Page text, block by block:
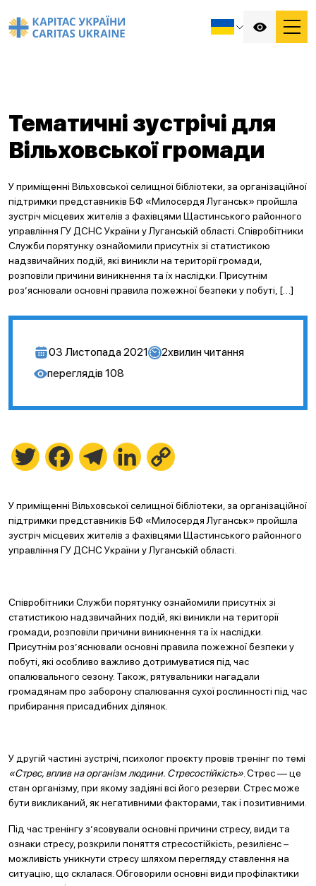
Тематичні зустрічі для
Вільховської громади
У приміщенні Вільховської селищної бібліотеки, за організаційної
підтримки представників БФ «Милосердя Луганськ» пройшла
зустріч місцевих жителів з фахівцями Щастинського районного
управління ГУ ДСНС України у Луганській області. Співробітники
Служби порятунку ознайомили присутніх зі статистикою
надзвичайних подій, які виникли на території громади,
розповіли причини виникнення та їх наслідки. Присутнім
роз’яснювали основні правила пожежної безпеки у побуті, […]
03 Листопада 2021 2хвилин читання
переглядів 108
Twitter FacebookTelegramLinkedIn
У приміщенні Вільховської селищної бібліотеки, за організаційної
підтримки представників БФ «Милосердя Луганськ» пройшла
зустріч місцевих жителів з фахівцями Щастинського районного
управління ГУ ДСНС України у Луганській області.
Співробітники Служби порятунку ознайомили присутніх зі
статистикою надзвичайних подій, які виникли на території
громади, розповіли причини виникнення та їх наслідки.
Присутнім роз’яснювали основні правила пожежної безпеки у
побуті, які особливо важливо дотримуватися під час
опалювального сезону. Також, рятувальники нагадали
громадянам про заборону спалювання сухої рослинності під час
прибирання присадибних ділянок.
У другій частині зустрічі, психолог проєкту провів тренінг по темі
«Стрес, вплив на організм людини. Стресостійкість» . Стрес — це
стан організму, при якому задіяні всі його резерви. Стрес може
бути викликаний, як негативними факторами, так і позитивними.
Під час тренінгу з’ясовували основні причини стресу, види та
ознаки стресу, розкрили поняття стресостійкість, резилієнс –
можливість уникнути стресу шляхом перегляду ставлення на
ситуацію, що склалася. Обговорили основні види профілактики